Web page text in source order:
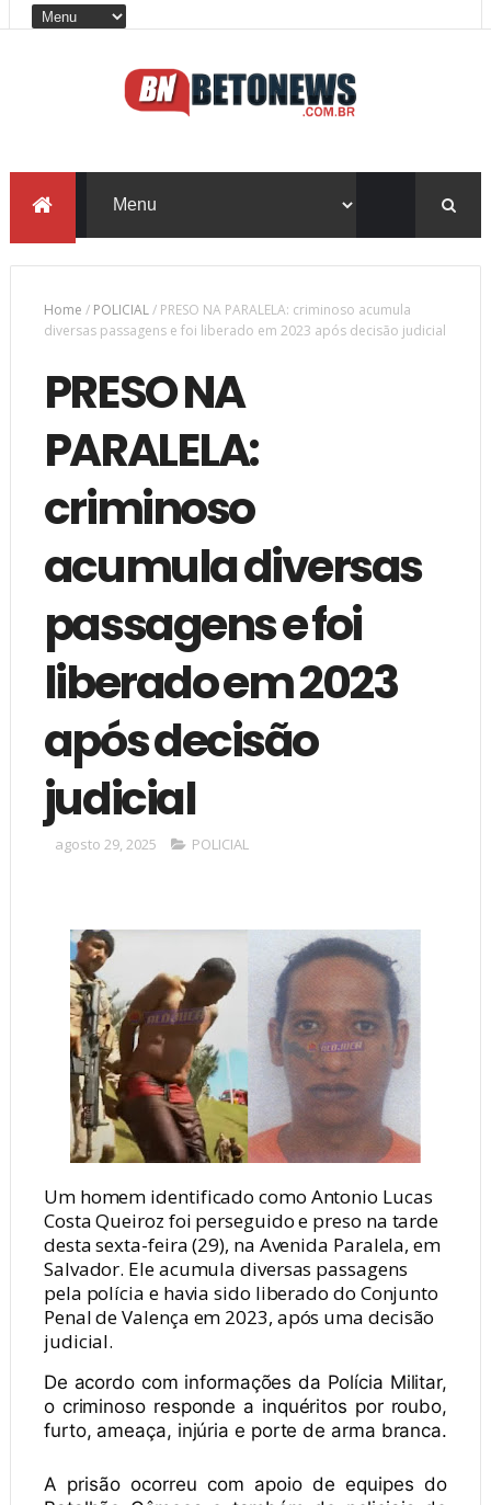
Home / POLICIAL/ PRESO NA PARALELA: criminoso acumula
diversas passagens e foi liberado em 2023 após decisão judicial
PRESO NA
PARALELA:
criminoso
acumula diversas
passagens e foi
liberado em 2023
após decisão
judicial
agosto 29, 2025 POLICIAL
Um homem identificado como Antonio Lucas
Costa Queiroz foi perseguido e preso na tarde
desta sexta-feira (29), na Avenida Paralela, em
Salvador. Ele acumula diversas passagens
pela polícia e havia sido liberado do Conjunto
Penal de Valença em 2023, após uma decisão
judicial.
De acordo com informações da Polícia Militar,
o criminoso responde a inquéritos por roubo,
furto, ameaça, injúria e porte de arma branca.
A prisão ocorreu com apoio de equipes do